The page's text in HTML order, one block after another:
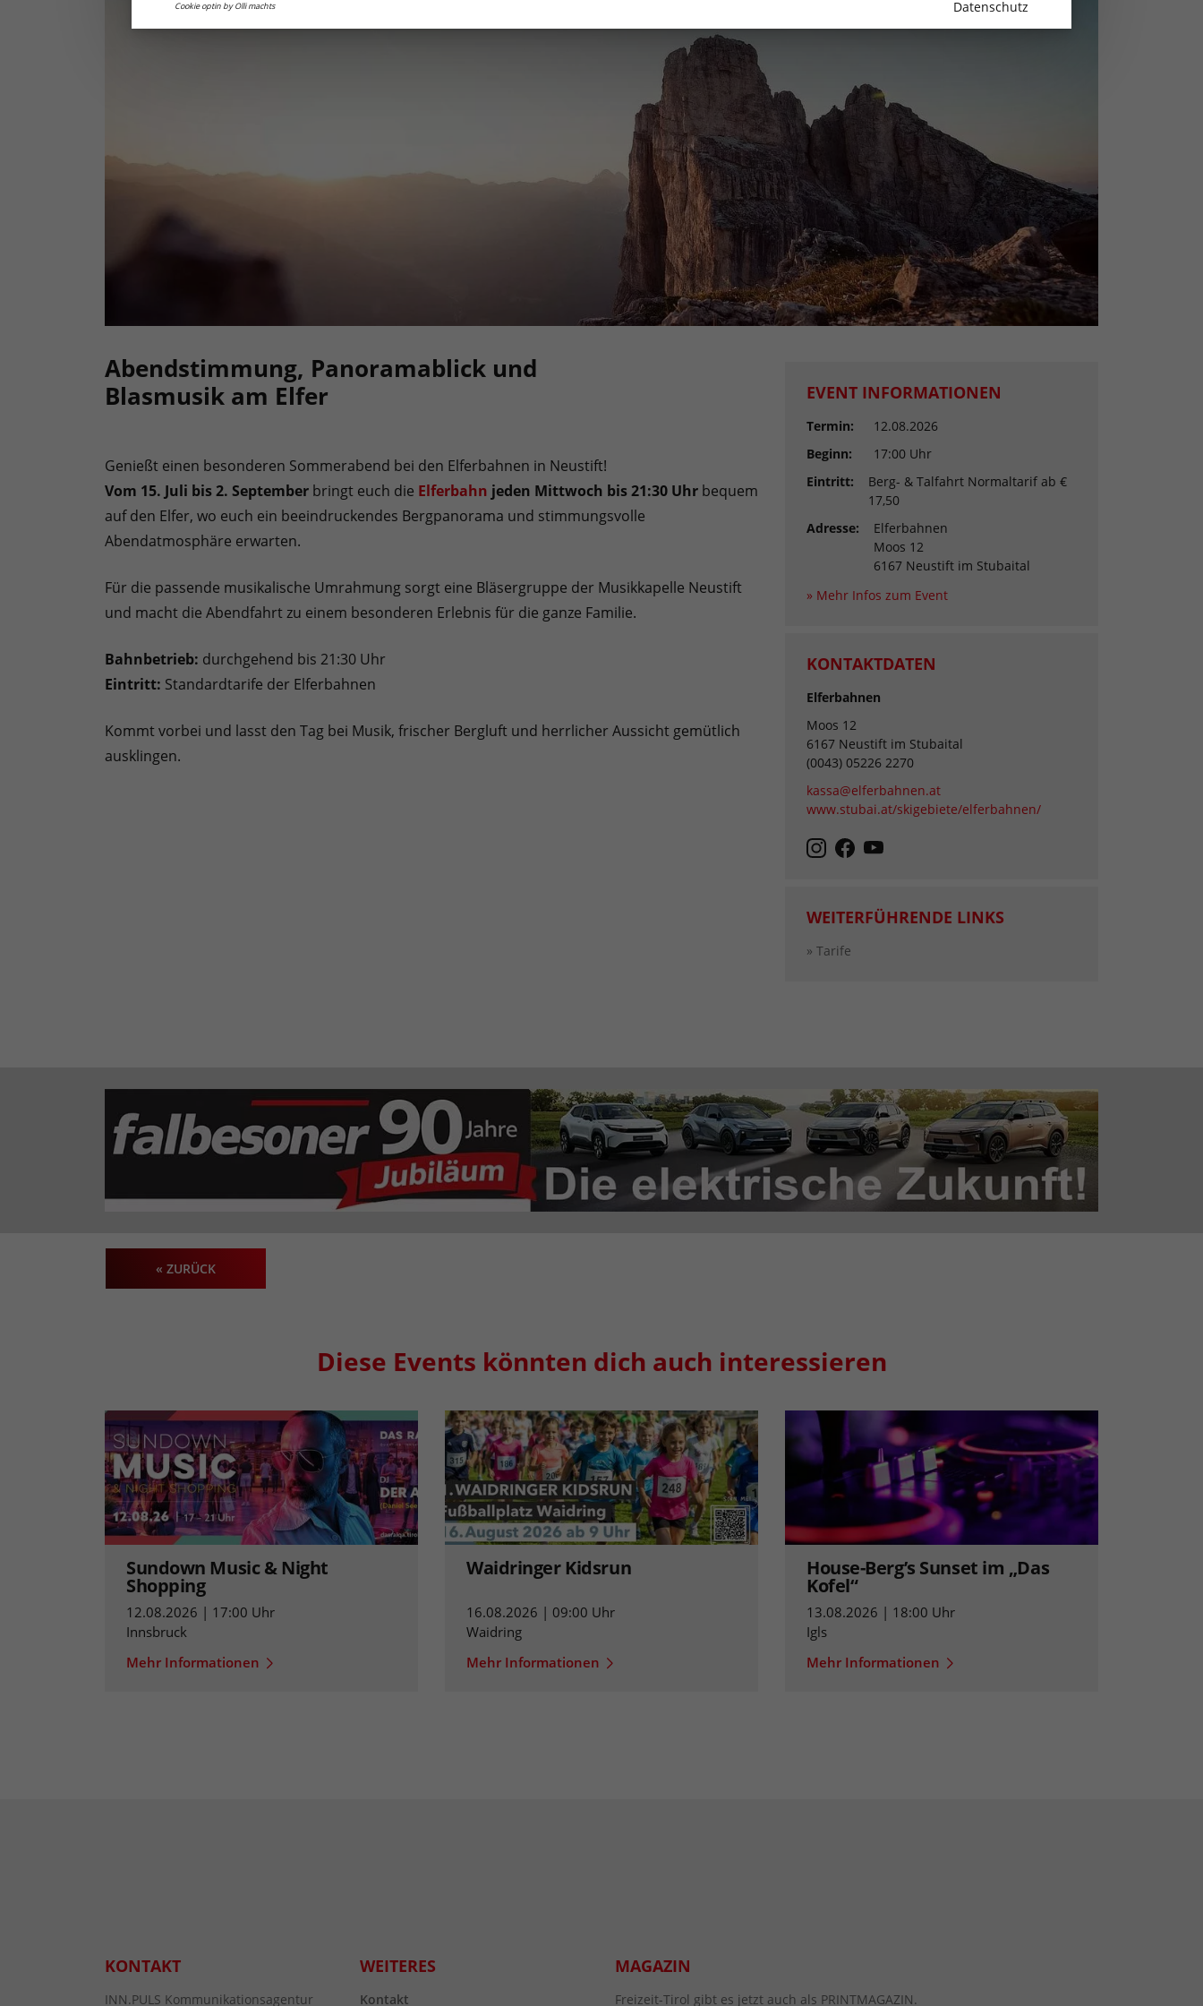
Abendstimmung, Panoramablick und
Blasmusik am Elfer
Genießt einen besonderen Sommerabend bei den Elferbahnen in Neustift!
Vom 15. Juli bis 2. September bringt euch die Elferbahn jeden Mittwoch bis 21:30 Uhr bequem
auf den Elfer, wo euch ein beeindruckendes Bergpanorama und stimmungsvolle
Abendatmosphäre erwarten.
Für die passende musikalische Umrahmung sorgt eine Bläsergruppe der Musikkapelle Neustift
und macht die Abendfahrt zu einem besonderen Erlebnis für die ganze Familie.
Bahnbetrieb: durchgehend bis 21:30 Uhr
Eintritt: Standardtarife der Elferbahnen
Kommt vorbei und lasst den Tag bei Musik, frischer Bergluft und herrlicher Aussicht gemütlich
ausklingen.
EVENT INFORMATIONEN
Termin:
12.08.2026
Beginn:
17:00 Uhr
Eintritt:
Berg- & Talfahrt Normaltarif ab €
17,50
Adresse:
Elferbahnen
Moos 12
6167 Neustift im Stubaital
» Mehr Infos zum Event
KONTAKTDATEN
Elferbahnen
Moos 12
6167 Neustift im Stubaital
(0043) 05226 2270
kassa@elferbahnen.at
www.stubai.at/skigebiete/elferbahnen/
WEITERFÜHRENDE LINKS
» Tarife
« ZURÜCK
Diese Events könnten dich auch interessieren
Sundown Music & Night
Shopping
12.08.2026 | 17:00 Uhr
Innsbruck
Mehr Informationen
Waidringer Kidsrun
16.08.2026 | 09:00 Uhr
Waidring
Mehr Informationen
House-Berg’s Sunset im „Das
Kofel“
13.08.2026 | 18:00 Uhr
Igls
Mehr Informationen
KONTAKT
INN.PULS Kommunikationsagentur
WEITERES
Kontakt
MAGAZIN
Freizeit-Tirol gibt es jetzt auch als PRINTMAGAZIN.
Cookie optin by Olli machts Datenschutz